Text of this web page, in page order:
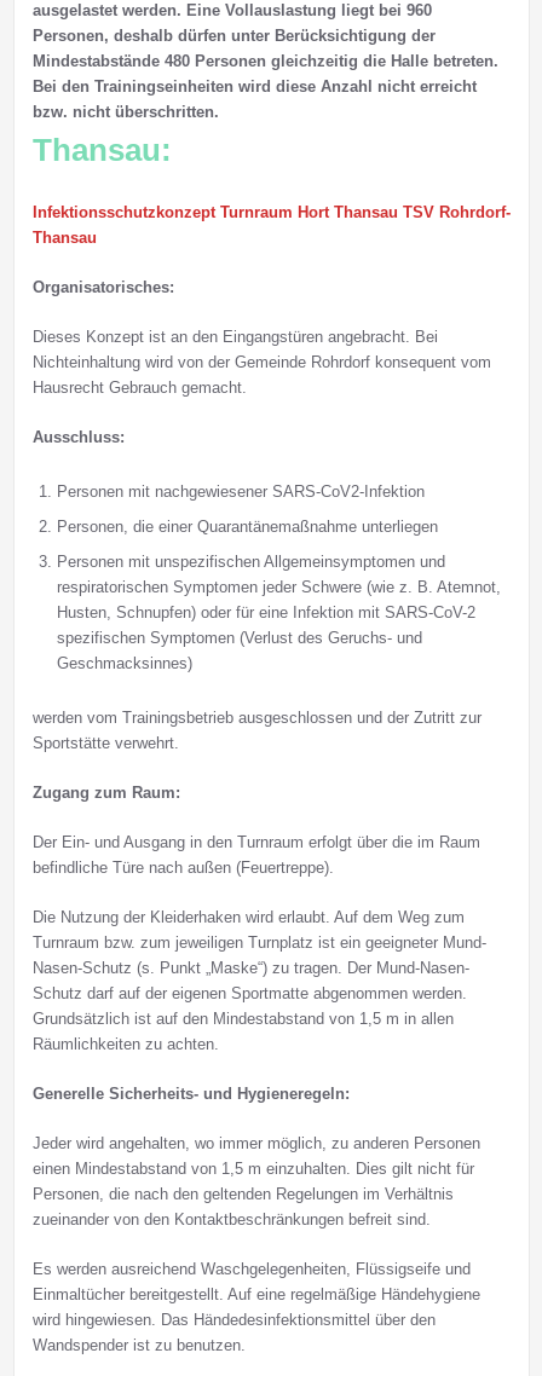
ausgelastet werden. Eine Vollauslastung liegt bei 960
Personen, deshalb dürfen unter Berücksichtigung der
Mindestabstände 480 Personen gleichzeitig die Halle betreten.
Bei den Trainingseinheiten wird diese Anzahl nicht erreicht
bzw. nicht überschritten.
Thansau:
Infektionsschutzkonzept Turnraum Hort Thansau TSV Rohrdorf-
Thansau
Organisatorisches:
Dieses Konzept ist an den Eingangstüren angebracht. Bei
Nichteinhaltung wird von der Gemeinde Rohrdorf konsequent vom
Hausrecht Gebrauch gemacht.
Ausschluss:
Personen mit nachgewiesener SARS-CoV2-Infektion
Personen, die einer Quarantänemaßnahme unterliegen
Personen mit unspezifischen Allgemeinsymptomen und
respiratorischen Symptomen jeder Schwere (wie z. B. Atemnot,
Husten, Schnupfen) oder für eine Infektion mit SARS-CoV-2
spezifischen Symptomen (Verlust des Geruchs- und
Geschmacksinnes)
werden vom Trainingsbetrieb ausgeschlossen und der Zutritt zur
Sportstätte verwehrt.
Zugang zum Raum:
Der Ein- und Ausgang in den Turnraum erfolgt über die im Raum
befindliche Türe nach außen (Feuertreppe).
Die Nutzung der Kleiderhaken wird erlaubt. Auf dem Weg zum
Turnraum bzw. zum jeweiligen Turnplatz ist ein geeigneter Mund-
Nasen-Schutz (s. Punkt „Maske“) zu tragen. Der Mund-Nasen-
Schutz darf auf der eigenen Sportmatte abgenommen werden.
Grundsätzlich ist auf den Mindestabstand von 1,5 m in allen
Räumlichkeiten zu achten.
Generelle Sicherheits- und Hygieneregeln:
Jeder wird angehalten, wo immer möglich, zu anderen Personen
einen Mindestabstand von 1,5 m einzuhalten. Dies gilt nicht für
Personen, die nach den geltenden Regelungen im Verhältnis
zueinander von den Kontaktbeschränkungen befreit sind.
Es werden ausreichend Waschgelegenheiten, Flüssigseife und
Einmaltücher bereitgestellt. Auf eine regelmäßige Händehygiene
wird hingewiesen. Das Händedesinfektionsmittel über den
Wandspender ist zu benutzen.